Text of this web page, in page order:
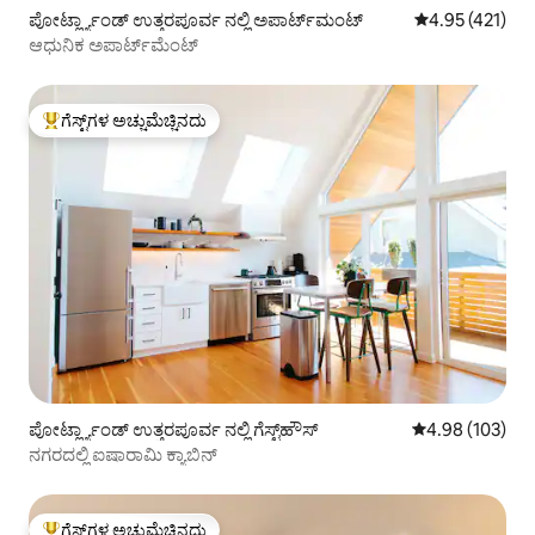
ಪೋರ್ಟ್ಲ್ಯಾಂಡ್ ಉತ್ತರಪೂರ್ವ ನಲ್ಲಿ ಅಪಾರ್ಟ್‌ಮಂಟ್ 5 ರಲ್ಲಿ 4.95
4.95 (421)
ಆಧುನಿಕ ಅಪಾರ್ಟ್‌ಮೆಂಟ್
ಗೆಸ್ಟ್‌ಗಳಿಗೆ ಅತಿ ಹೆಚ್ಚು ಅಚ್ಚುಮೆಚ್ಚಿನದು
ಗೆಸ್ಟ್‌ಗಳ ಅಚ್ಚುಮೆಚ್ಚಿನದು
ಪೋರ್ಟ್ಲ್ಯಾಂಡ್ ಉತ್ತರಪೂರ್ವ ನಲ್ಲಿ ಗೆಸ್ಟ್‌ಹೌಸ್ 5 ರಲ್ಲಿ 4.98
4.98 (103)
ನಗರದಲ್ಲಿ ಐಷಾರಾಮಿ ಕ್ಯಾಬಿನ್
ಗೆಸ್ಟ್‌ಗಳ ಅಚ್ಚುಮೆಚ್ಚಿನದು